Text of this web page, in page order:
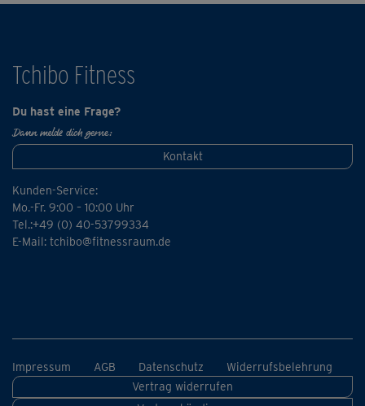
Tchibo Fitness
Du hast eine Frage?
Dann melde dich gerne:
Kontakt
Kunden-Service:
Mo.-Fr. 9:00 – 10:00 Uhr
Tel.:+49 (0) 40-53799334
E-Mail: tchibo@fitnessraum.de
Impressum AGB Datenschutz
Widerrufsbelehrung
Vertrag widerrufen